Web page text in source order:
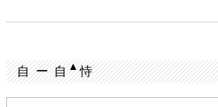
自 ー 自▲恃